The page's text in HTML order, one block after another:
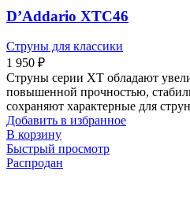
D’Addario XTC46
Струны для классики
1 950 ₽
Струны серии XT обладают
повышенной прочностью,
сохраняют характерные для
Добавить в избранное
В корзину
Быстрый просмотр
Распродан